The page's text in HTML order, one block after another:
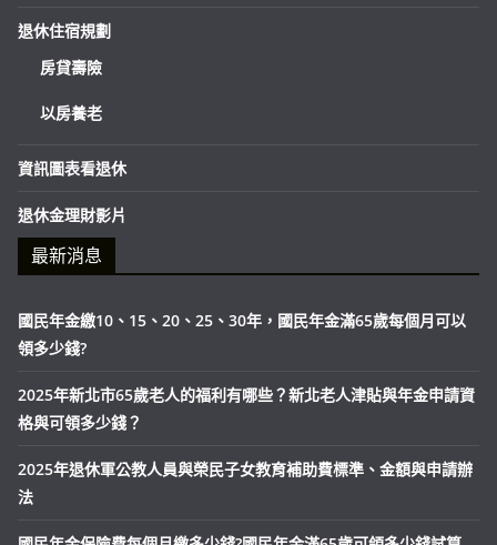
退休住宿規劃
房貸壽險
以房養老
資訊圖表看退休
退休金理財影片
最新消息
國民年金繳10、15、20、25、30年，國民年金滿65歲每個月可以
領多少錢?
2025年新北市65歲老人的福利有哪些？新北老人津貼與年金申請資
格與可領多少錢？
2025年退休軍公教人員與榮民子女教育補助費標準、金額與申請辦
法